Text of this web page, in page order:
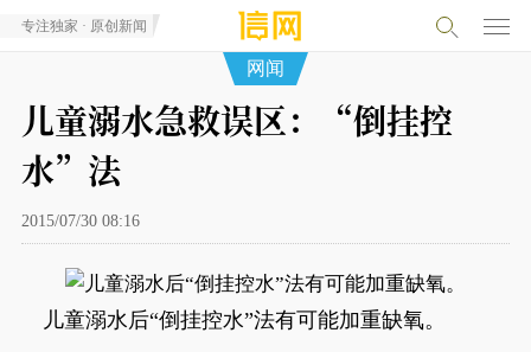
专注独家 · 原创新闻
网闻
儿童溺水急救误区：“倒挂控
水”法
2015/07/30 08:16
儿童溺水后“倒挂控水”法有可能加重缺氧。